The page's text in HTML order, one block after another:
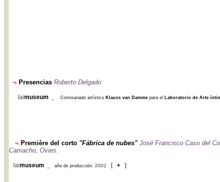
¬ Presencias Roberto Delgado
laimuseum Comisariado artístico Klauss van Damme para el Laboratorio de Arte
¬ Première del corto "Fábrica de nubes" José Francisco Caso del
Camacho, Ovies.
laimuseum año de producción: 2002 [ + ]